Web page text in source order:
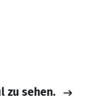
zu sehen.